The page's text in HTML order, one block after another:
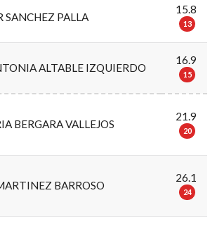
SANCHEZ PALLA
15.8
13
ALTABLE IZQUIERDO
16.9
15
BERGARA VALLEJOS
21.9
20
BARROSO
26.1
24